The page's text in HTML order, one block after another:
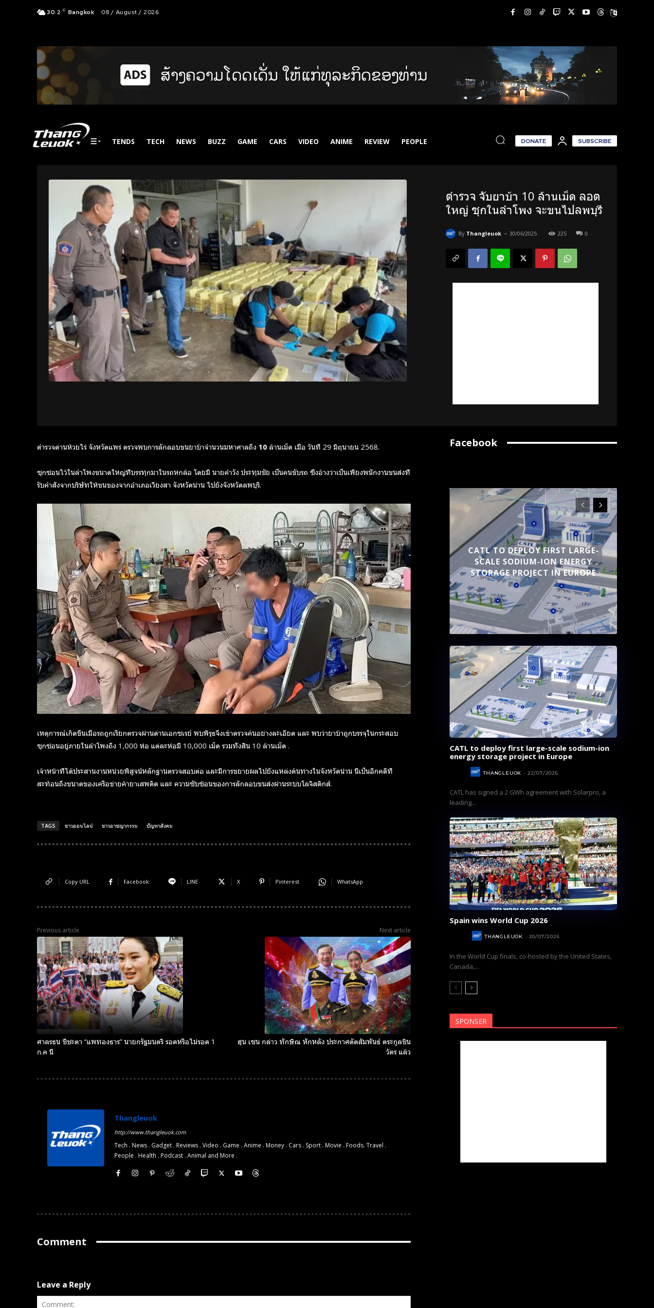
Subscribe now
To access
premium
content
Trial
Yearly
Professional
I Want To Sign Up
Subscribe now
To access
premium
content
Trial
Yearly
Professional
I Want To Sign Up
30.2 C Bangkok 08 / August / 2026
TENDS TECH NEWS BUZZ GAME CARS VIDEO ANIME REVIEW PEOPLE DONATE SUBSCRIBE
ตำรวจ จับยาบ้า 10 ล้านเม็ด ลอต
ใหญ่ ซุกในลำโพง จะขนไปลพบุรี
By Thangleuok - 30/06/2025 225 0
ตำรวจด่านห้วยไร่ จังหวัดแพร่ ตรวจพบการลักลอบขนยาบ้าจำนวนมหาศาลถึง 10 ล้านเม็ด เมื่อ วันที่ 29 มิถุนายน 2568.
ซุกซ่อนไว้ในลำโพงขนาดใหญ่ที่บรรทุกมาในรถหกล้อ โดยมี นายคำวัง ประทุมชัย เป็นคนขับรถ ซึ่งอ้างว่าเป็นเพียงพนักงานขนส่งที่
รับคำสั่งจากบริษัทให้ขนของจากอำเภอเวียงสา จังหวัดน่าน ไปยังจังหวัดลพบุรี.
เหตุการณ์เกิดขึ้นเมื่อรถถูกเรียกตรวจผ่านด่านเอกซเรย์ พบพิรุธจึงเข้าตรวจค้นอย่างละเอียด และ พบว่ายาบ้าถูกบรรจุในกระสอบ
ซุกซ่อนอยู่ภายในลำโพงถึง 1,000 ห่อ แต่ละห่อมี 10,000 เม็ด รวมทั้งสิ้น 10 ล้านเม็ด .
เจ้าหน้าที่ได้ประสานงานหน่วยพิสูจน์หลักฐานตรวจสอบต่อ และมีการขยายผลไปยังแหล่งต้นทางในจังหวัดน่าน นี่เป็นอีกคดีที่
สะท้อนถึงขนาดของเครือข่ายค้ายาเสพติด และ ความซับซ้อนของการลักลอบขนส่งผ่านระบบโลจิสติกส์.
TAGS ข่าวออนไลน์ ข่าวอาชญากรรม ปัญหาสังคม
Copy URL Facebook LINE X Pinterest WhatsApp
Previous article
ศาลรธน ชี้ชะตา “แพทองธาร” นายกรัฐมนตรี รอดหรือไม่รอด 1
ก.ค นี้
Next article
ฮุน เซน กล่าว ทักษิณ หักหลัง ประกาศตัดสัมพันธ์ ตระกูลชิน
วัตร แล้ว
Thangleuok
http://www.thangleuok.com
Tech . News . Gadget . Reviews . Video . Game . Anime . Money . Cars . Sport . Movie . Foods. Travel .
People . Health . Podcast . Animal and More .
Comment
Leave a Reply
Facebook
CATL TO DEPLOY FIRST LARGE-
SCALE SODIUM-ION ENERGY
STORAGE PROJECT IN EUROPE
CATL to deploy first large-scale sodium-ion
energy storage project in Europe
THANGLEUOK - 22/07/2026
CATL has signed a 2 GWh agreement with Solarpro, a
leading...
Spain wins World Cup 2026
THANGLEUOK - 20/07/2026
In the World Cup finals, co-hosted by the United States,
Canada,...
SPONSER